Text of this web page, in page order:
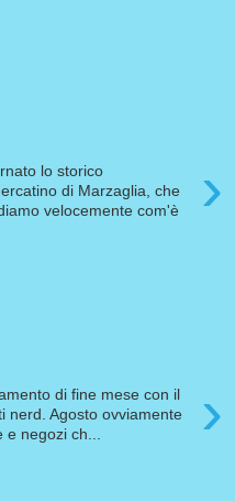
›
lo storico
di Marzaglia, che
velocemente com'è
›
di fine mese con il
nerd. Agosto ovviamente
e negozi ch...